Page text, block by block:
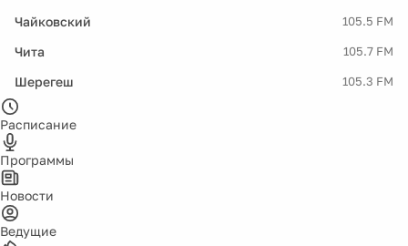
Чайковский 105.5 FM
Чита 105.7 FM
Шерегеш 105.3 FM
Расписание
Программы
Новости
Ведущие